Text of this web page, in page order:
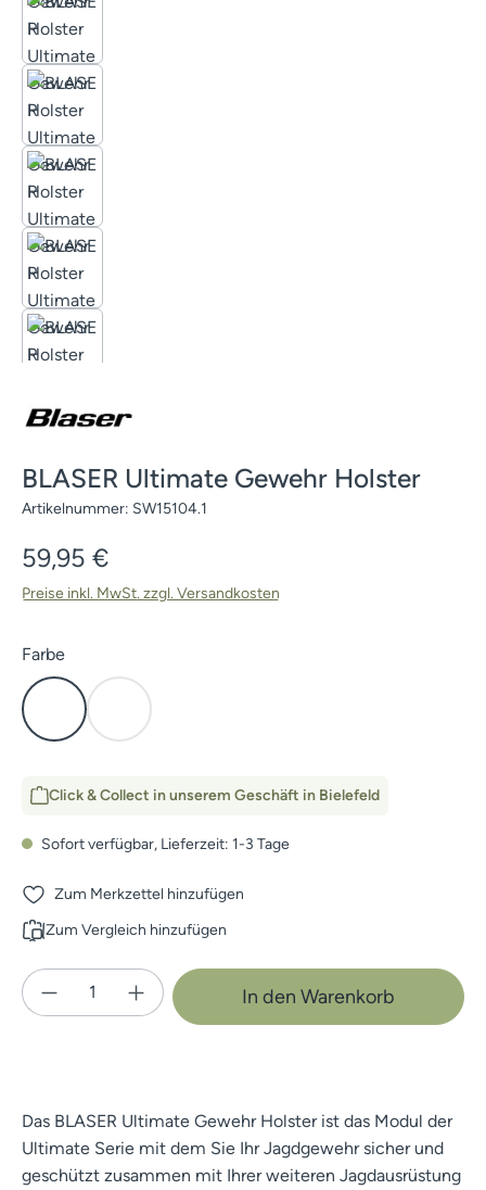
BLASER Ultimate Gewehr Holster
Artikelnummer: SW15104.1
Regulärer Preis:
59,95 €
Preise inkl. MwSt. zzgl. Versandkosten
Farbeauswählen
Braun HunTec Camo
Click & Collect in unserem Geschäft in Bielefeld
Sofort verfügbar, Lieferzeit: 1-3 Tage
Zum Merkzettel hinzufügen
Zum Vergleich hinzufügen
Produkt Anzahl: Gib den gewünschten
In den Warenkorb
Das BLASER Ultimate Gewehr Holster ist das Modul der
Ultimate Serie mit dem Sie Ihr Jagdgewehr sicher und
geschützt zusammen mit Ihrer weiteren Jagdausrüstung